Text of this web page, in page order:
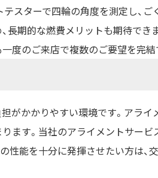
スターで四輪の角度を測定し、ご
長期的な燃費メリットも期待でき
度のご来店で複数のご要望を完結
がかかりやすい環境です。アラ
ます。当社のアライメントサー
性能を十分に発揮させたい方は、